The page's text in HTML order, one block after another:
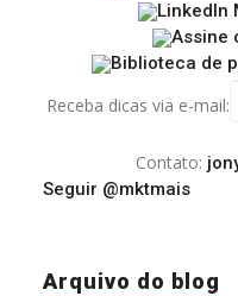
Receba dicas via e-mail:
Contato:
Seguir @mktmais
Arquivo do blog